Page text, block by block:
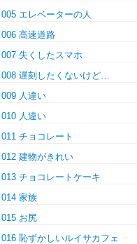
005 エレベーターの人
006 高速道路
007 失くしたスマホ
008 遅刻したくないけど…
009 人違い
010 人違い
011 チョコレート
012 建物がきれい
013 チョコレートケーキ
014 家族
015 お尻
016 恥ずかしいルイサカフェ